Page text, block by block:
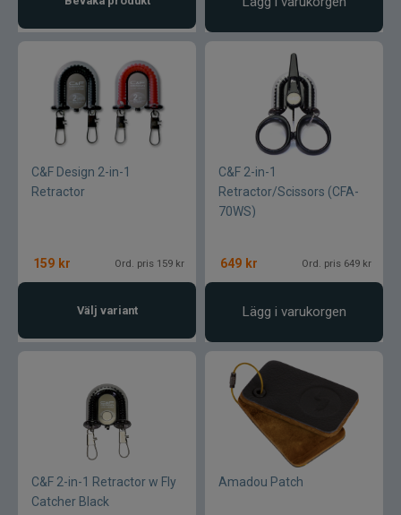
C&F Design 2-in-1
Retractor
159 kr Ord. pris 159 kr
Välj variant
C&F 2-in-1
Retractor/Scissors (CFA-
70WS)
649 kr Ord. pris 649 kr
Lägg i varukorgen
C&F 2-in-1 Retractor w Fly
Catcher Black
Amadou Patch